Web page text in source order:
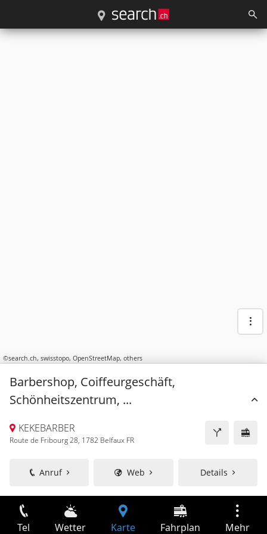
©search.ch, swisstopo, OpenStreetMap, others
Barbershop, Coiffeurgeschäft,
Schönheitszentrum, ...
KEKEBARBER
Route de Fribourg 28, 1782 Belfaux FR
Anruf Web Details
Tel Wetter Karte Fahrplan Mehr